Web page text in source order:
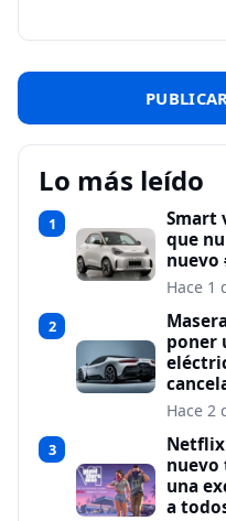
Lo más leído
1
Smart
que
nuevo
Hace 1
2
poner
Hace 2
3
Netflix
nuevo
una
a